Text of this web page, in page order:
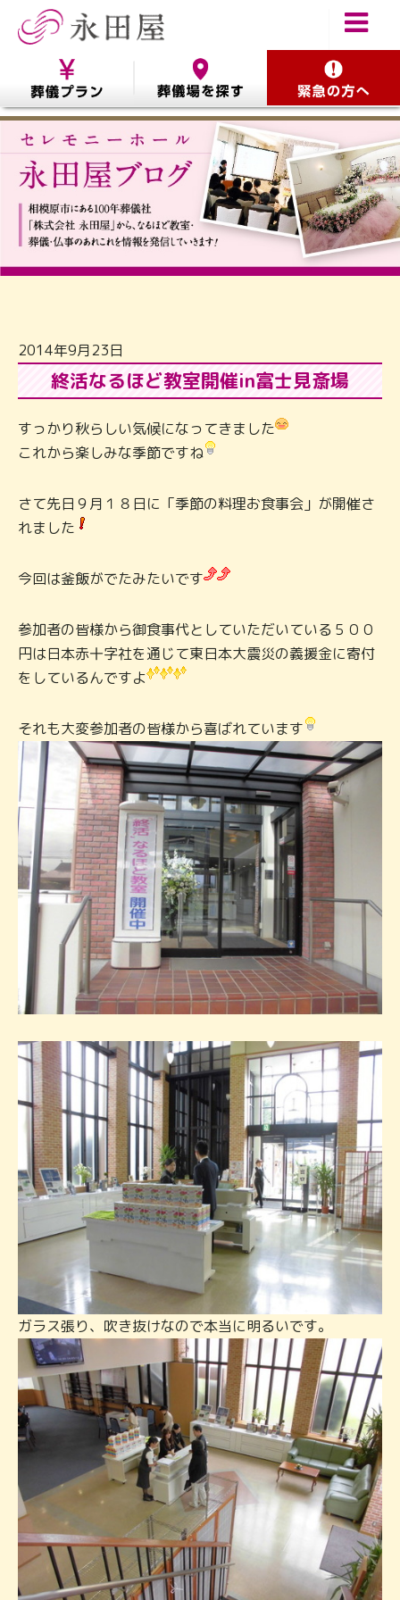
2014年9月23日
終活なるほど教室開催in富士見斎場
すっかり秋らしい気候になってきました
これから楽しみな季節ですね
さて先日９月１８日に「季節の料理お食事会」が開催さ
れました
今回は釜飯がでたみたいです
参加者の皆様から御食事代としていただいている５００
円は日本赤十字社を通じて東日本大震災の義援金に寄付
をしているんですよ
それも大変参加者の皆様から喜ばれています
ガラス張り、吹き抜けなので本当に明るいです。